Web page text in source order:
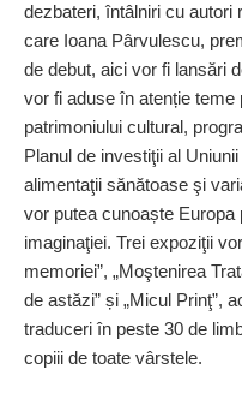
dezbateri, întâlniri cu autori
care Ioana Pârvulescu,
de debut, aici vor fi lansări
vor fi aduse în atenție teme
patrimoniului cultural,
Planul de investiţii al
alimentaţii sănătoase şi
vor putea cunoaște Europa
imaginaţiei. Trei expoziţii
memoriei”, „Moştenirea
de astăzi” și „Micul Prinţ”,
traduceri în peste 30 de
copiii de toate vârstele.